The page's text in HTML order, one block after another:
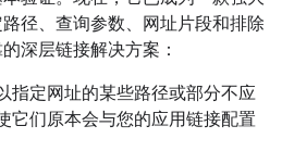
径、查询参数、网址片段和排除
深层链接解决方案：
指定网址的某些路径或部分不应
它们原本会与您的应用链接配置